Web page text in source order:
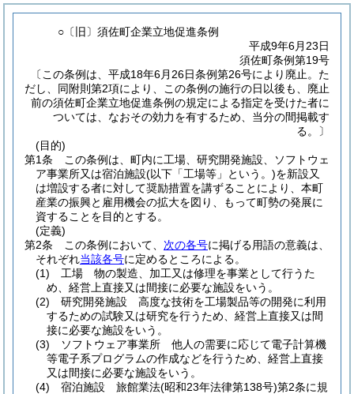
○〔旧〕須佐町企業立地促進条例
平成9年6月23日
須佐町条例第19号
〔この条例は、平成18年6月26日条例第26号により廃止。た
だし、同附則第2項により、この条例の施行の日以後も、廃止
前の須佐町企業立地促進条例の規定による指定を受けた者に
ついては、なおその効力を有するため、当分の間掲載す
る。〕
(目的)
第1条
この条例は、町内に工場、研究開発施設、ソフトウェ
ア事業所又は宿泊施設(以下「工場等」という。)を新設又
は増設する者に対して奨励措置を講ずることにより、本町
産業の振興と雇用機会の拡大を図り、もって町勢の発展に
資することを目的とする。
(定義)
第2条
この条例において、 次の各号に掲げる用語の意義は、
それぞれ当該各号に定めるところによる。
(1)
工場 物の製造、加工又は修理を事業として行うた
め、経営上直接又は間接に必要な施設をいう。
(2)
研究開発施設 高度な技術を工場製品等の開発に利用
するための試験又は研究を行うため、経営上直接又は間
接に必要な施設をいう。
(3)
ソフトウェア事業所 他人の需要に応じて電子計算機
等電子系プログラムの作成などを行うため、経営上直接
又は間接に必要な施設をいう。
(4)
宿泊施設 旅館業法(昭和23年法律第138号)第2条に規